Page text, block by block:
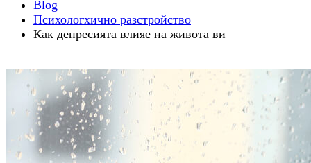
Blog
Психологхично разстройство
Как депресията влияе на живота ви